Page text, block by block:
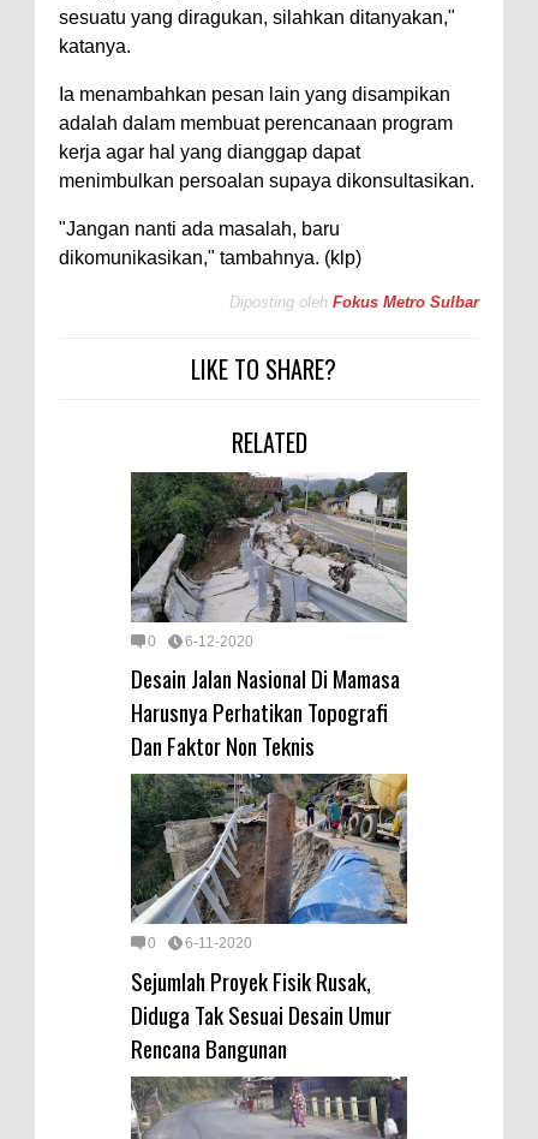
sesuatu yang diragukan, silahkan ditanyakan,"
katanya.
Ia menambahkan pesan lain yang disampikan
adalah dalam membuat perencanaan program
kerja agar hal yang dianggap dapat
menimbulkan persoalan supaya dikonsultasikan.
"Jangan nanti ada masalah, baru
dikomunikasikan," tambahnya. (klp)
Diposting oleh Fokus Metro Sulbar
LIKE TO SHARE?
RELATED
0 6-12-2020
Desain Jalan Nasional Di Mamasa
Harusnya Perhatikan Topografi
Dan Faktor Non Teknis
0 6-11-2020
Sejumlah Proyek Fisik Rusak,
Diduga Tak Sesuai Desain Umur
Rencana Bangunan